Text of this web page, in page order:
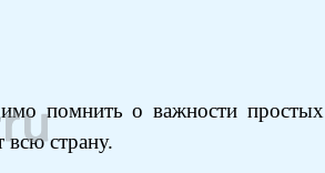
помнить о важности простых
страну.